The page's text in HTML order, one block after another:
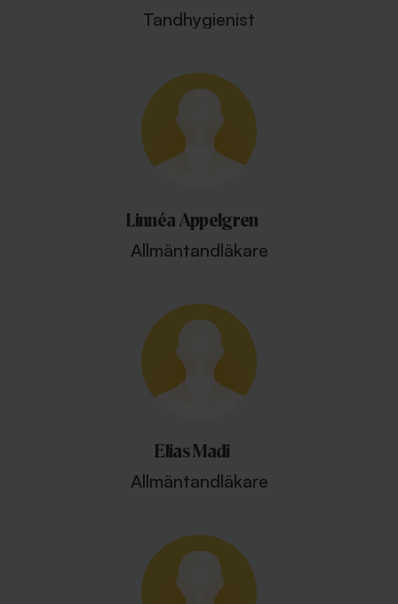
Tandhygienist
Linnéa Appelgren
Allmäntandläkare
Elias Madi
Allmäntandläkare